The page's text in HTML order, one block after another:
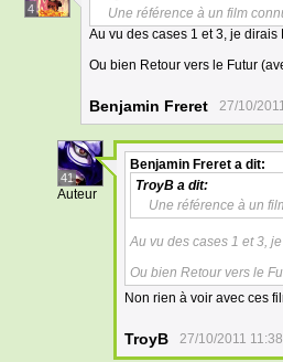
4
Une référence à un film
Au vu des cases 1 et 3, je
Ou bien Retour vers le Futur
Benjamin Freret 27/10/
41
Auteur
Benjamin Freret a dit:
TroyB a dit:
Une référence à un
Au vu des cases 1 et 3,
Ou bien Retour vers le
Non rien à voir avec ces
TroyB 27/10/2011